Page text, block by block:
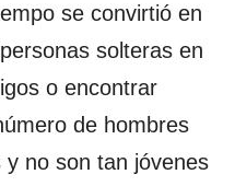
se convirtió en
solteras en
o encontrar
de hombres
no son tan jóvenes